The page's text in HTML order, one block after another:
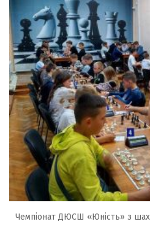
Чемпіонат ДЮСШ «Юність» з